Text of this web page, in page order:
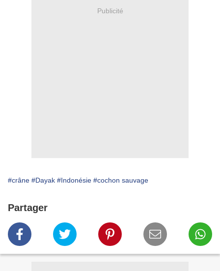
Publicité
#crâne #Dayak #Indonésie #cochon sauvage
Partager